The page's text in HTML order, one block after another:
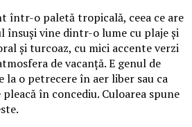
într-o paletă tropicală, ceea ce are
însuși vine dintr-o lume cu plaje și
și turcoaz, cu mici accente verzi
de vacanță. E genul de
la o petrecere în aer liber sau ca
în concediu. Culoarea spune